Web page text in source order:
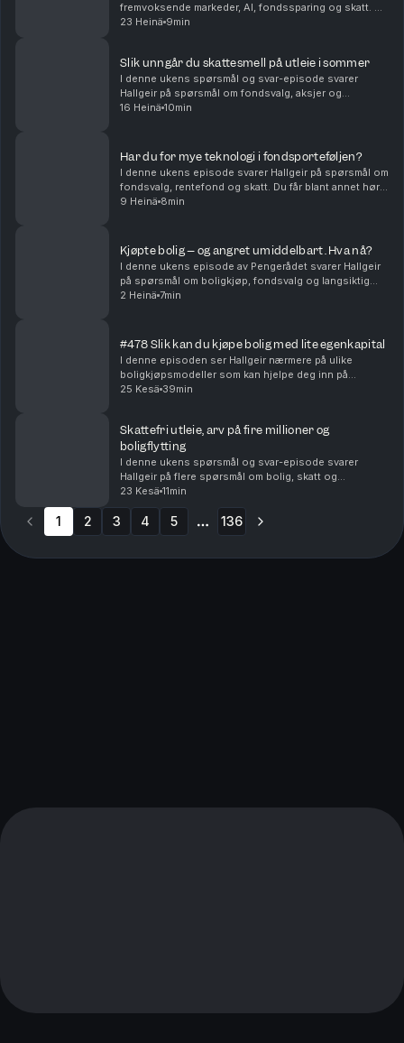
fremvoksende markeder, AI, fondssparing og skatt. Du
får blant annet høre om: • Hvorfor fremvoksende
23 Heinä 9min
Slik unngår du skattesmell på utleie i sommer
I denne ukens spørsmål og svar-episode svarer
Hallgeir på spørsmål om fondsvalg, aksjer og
skatteregler for utleie. Du får blant annet høre om: •
16 Heinä 10min
Har du for mye teknologi i fondsporteføljen?
I denne ukens episode svarer Hallgeir på spørsmål om
fondsvalg, rentefond og skatt. Du får blant annet høre
om: • Hvordan du kan redusere teknologivekten i
9 Heinä 8min
Kjøpte bolig – og angret umiddelbart. Hva nå?
I denne ukens episode av Pengerådet svarer Hallgeir
på spørsmål om boligkjøp, fondsvalg og langsiktig
sparing. Du får blant annet høre om: • Hva du bør gjøre
2 Heinä 7min
#478 Slik kan du kjøpe bolig med lite egenkapital
I denne episoden ser Hallgeir nærmere på ulike
boligkjøpsmodeller som kan hjelpe deg inn på
boligmarkedet selv om egenkapitalen er liten – eller
25 Kesä 39min
Skattefri utleie, arv på fire millioner og
boligflytting
I denne ukens spørsmål og svar-episode svarer
Hallgeir på flere spørsmål om bolig, skatt og
investeringer. Du får blant annet høre om: • Når utleie
av den andre delen av en tomannsbolig kan bli
skatte...
23 Kesä 11min
1 2 3 4 5 136